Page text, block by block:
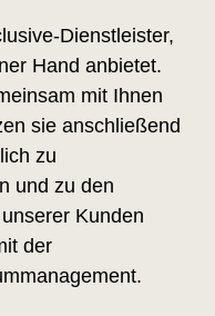
Dienstleister,
Hand anbietet.
mit Ihnen
sie anschließend
zu
und zu den
Kunden
der